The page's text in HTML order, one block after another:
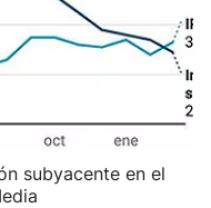
subyacente en el